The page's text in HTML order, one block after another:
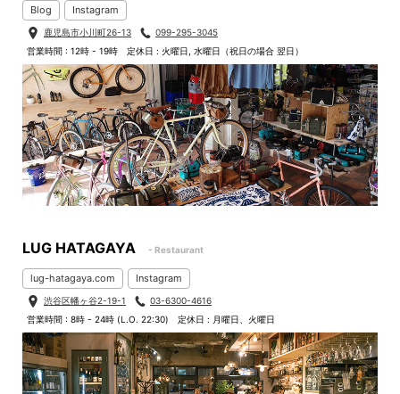
Blog Instagram
鹿児島市小川町26-13
099-295-3045
営業時間 : 12時 - 19時
定休日 : 火曜日, 水曜日（祝日の場合 翌日）
LUG HATAGAYA - Restaurant
lug-hatagaya.com Instagram
渋谷区幡ヶ谷2-19-1
03-6300-4616
営業時間 : 8時 - 24時 (L.O. 22:30)
定休日 : 月曜日、火曜日